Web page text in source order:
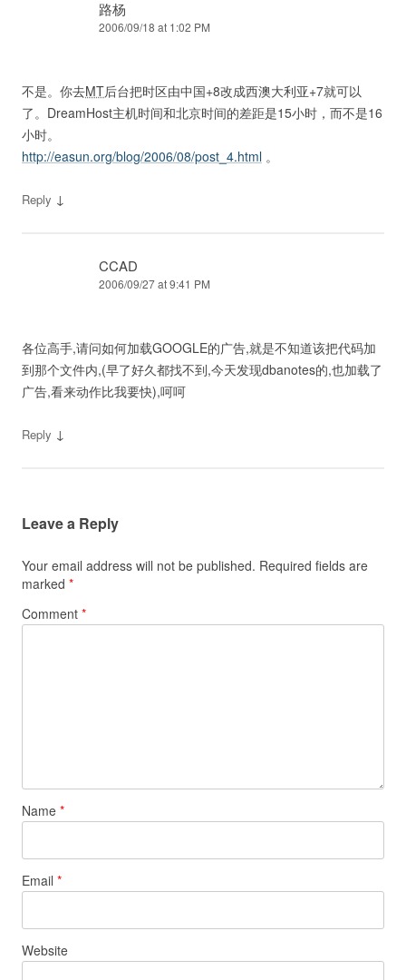
路杨
2006/09/18 at 1:02 PM
不是。你去MT后台把时区由中国+8改成西澳大利亚+7就可以
了。DreamHost主机时间和北京时间的差距是15小时，而不是16
小时。
http://easun.org/blog/2006/08/post_4.html 。
Reply ↓
CCAD
2006/09/27 at 9:41 PM
各位高手,请问如何加载GOOGLE的广告,就是不知道该把代码加
到那个文件内,(早了好久都找不到,今天发现dbanotes的,也加载了
广告,看来动作比我要快),呵呵
Reply ↓
Leave a Reply
Your email address will not be published. Required fields are
marked *
Comment *
Name *
Email *
Website